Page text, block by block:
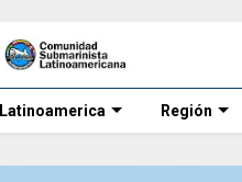
Latinoamerica Región